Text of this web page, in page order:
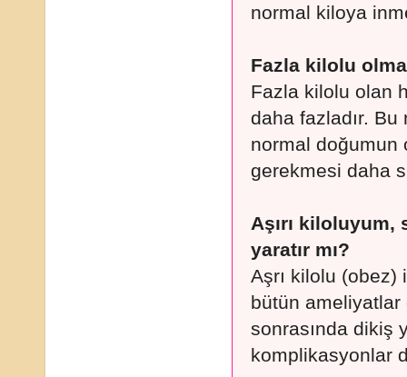
normal kiloya
Fazla kilolu
Fazla kilolu olan
daha fazladır. Bu
normal doğumun
gerekmesi daha
Aşırı kiloluyum,
yaratır mı?
Aşrı kilolu
bütün ameliyatlar
sonrasında dikiş
komplikasyonlar